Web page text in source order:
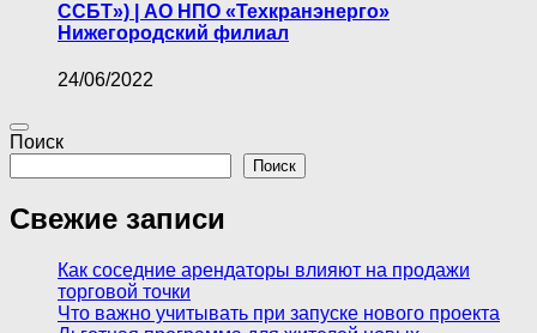
ССБТ») | АО НПО «Техкранэнерго»
Нижегородский филиал
24/06/2022
Поиск
Поиск
Свежие записи
Как соседние арендаторы влияют на продажи
торговой точки
Что важно учитывать при запуске нового проекта